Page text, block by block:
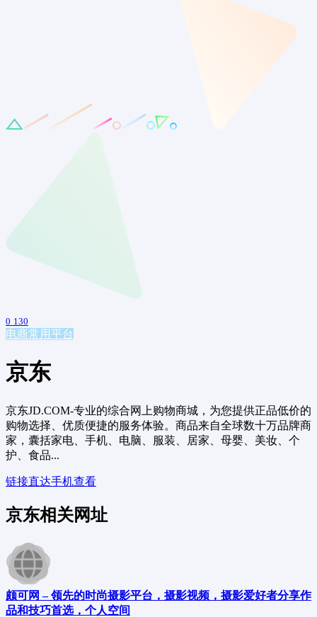
0 130
电商常用平台
京东
京东JD.COM-专业的综合网上购物商城，为您提供正品低价的
购物选择、优质便捷的服务体验。商品来自全球数十万品牌商
家，囊括家电、手机、电脑、服装、居家、母婴、美妆、个
护、食品...
链接直达手机查看
京东相关网址
颇可网 – 领先的时尚摄影平台，摄影视频，摄影爱好者分享作
品和技巧首选，个人空间